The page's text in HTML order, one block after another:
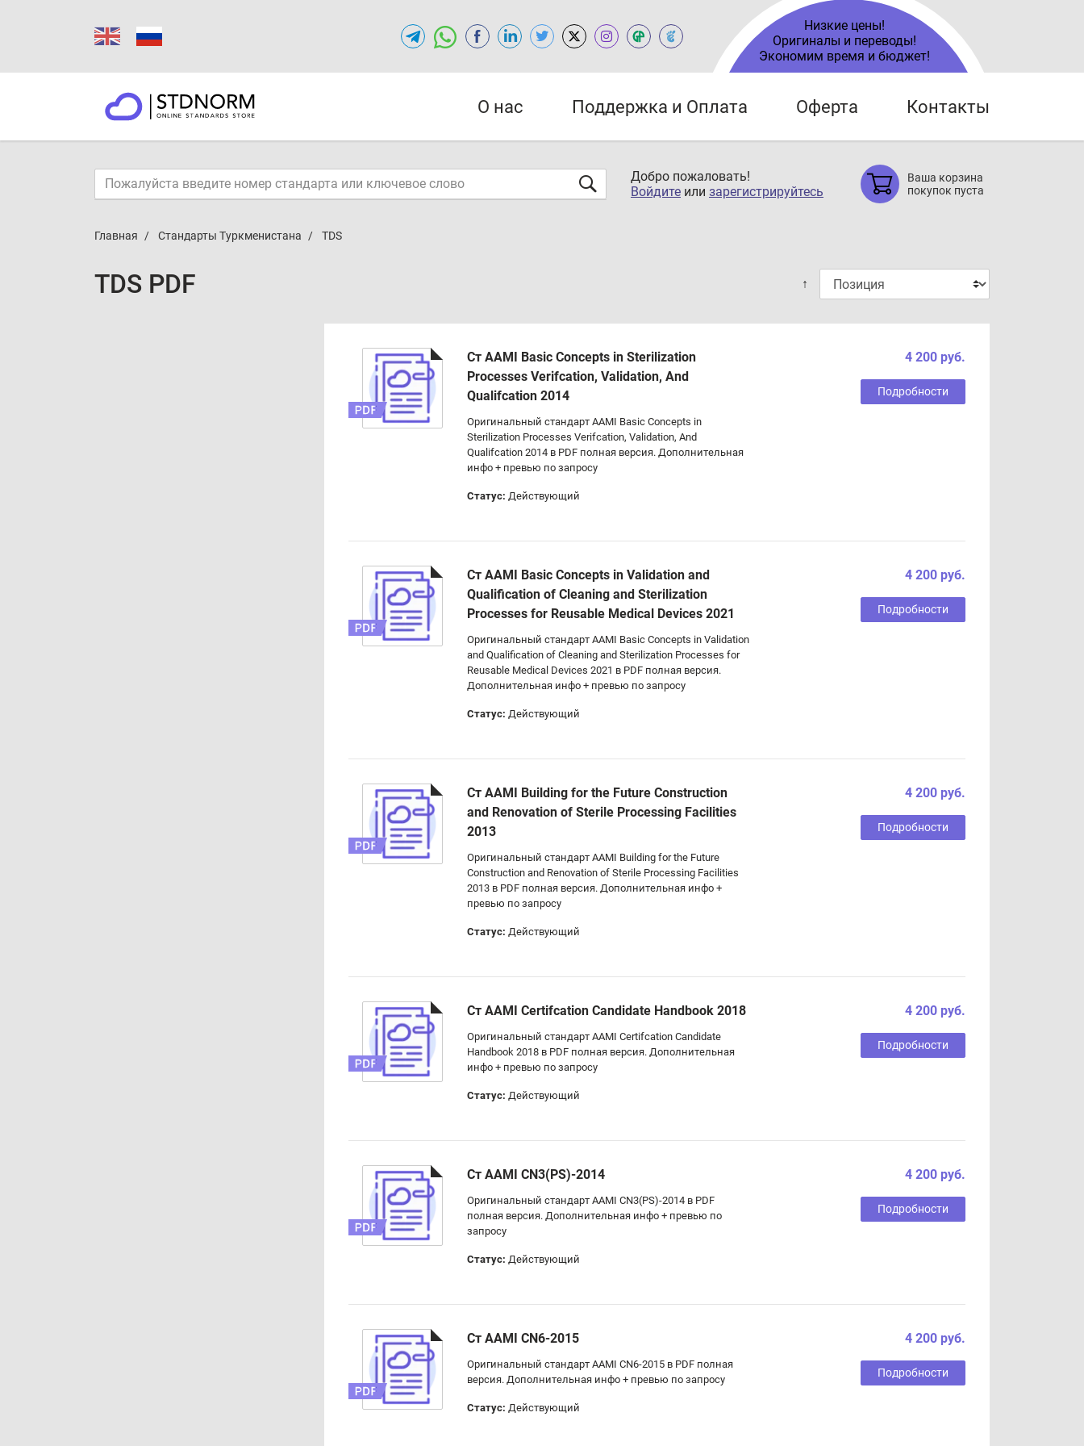
Низкие цены!
Оригиналы и переводы!
Экономим время и бюджет!
О нас Поддержка и Оплата Оферта Контакты
Добро пожаловать!
Войдите или зарегистрируйтесь
Ваша корзина
покупок пуста
Главная Стандарты Туркменистана TDS
TDS PDF ↑
Ст AAMI Basic Concepts in Sterilization
Processes Verifcation, Validation, And
Qualifcation 2014
Оригинальный стандарт AAMI Basic Concepts in
Sterilization Processes Verifcation, Validation, And
Qualifcation 2014 в PDF полная версия. Дополнительная
инфо + превью по запросу
Статус: Действующий
4 200 руб.
Подробности
Ст AAMI Basic Concepts in Validation and
Qualification of Cleaning and Sterilization
Processes for Reusable Medical Devices 2021
Оригинальный стандарт AAMI Basic Concepts in Validation
and Qualification of Cleaning and Sterilization Processes for
Reusable Medical Devices 2021 в PDF полная версия.
Дополнительная инфо + превью по запросу
Статус: Действующий
4 200 руб.
Подробности
Ст AAMI Building for the Future Construction
and Renovation of Sterile Processing Facilities
2013
Оригинальный стандарт AAMI Building for the Future
Construction and Renovation of Sterile Processing Facilities
2013 в PDF полная версия. Дополнительная инфо +
превью по запросу
Статус: Действующий
4 200 руб.
Подробности
Ст AAMI Certifcation Candidate Handbook 2018
Оригинальный стандарт AAMI Certifcation Candidate
Handbook 2018 в PDF полная версия. Дополнительная
инфо + превью по запросу
Статус: Действующий
4 200 руб.
Подробности
Ст AAMI CN3(PS)-2014
Оригинальный стандарт AAMI CN3(PS)-2014 в PDF
полная версия. Дополнительная инфо + превью по
запросу
Статус: Действующий
4 200 руб.
Подробности
Ст AAMI CN6-2015
Оригинальный стандарт AAMI CN6-2015 в PDF полная
версия. Дополнительная инфо + превью по запросу
Статус: Действующий
4 200 руб.
Подробности